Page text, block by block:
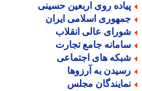
روی اربعین حسینی
اسلامی ایران
عالی انقلاب
جامع تجارت
های اجتماعی
به آرزوها
مجلس